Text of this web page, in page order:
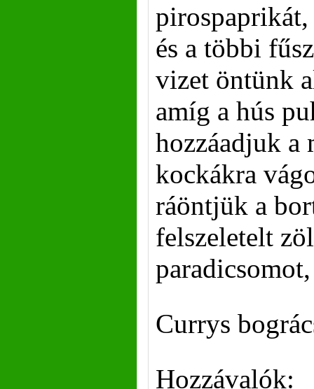
pirospaprikát,
és a többi
vizet öntünk
amíg a hús
hozzáadjuk a
kockákra
ráöntjük a
felszeletelt
Currys
Hozzávalók: